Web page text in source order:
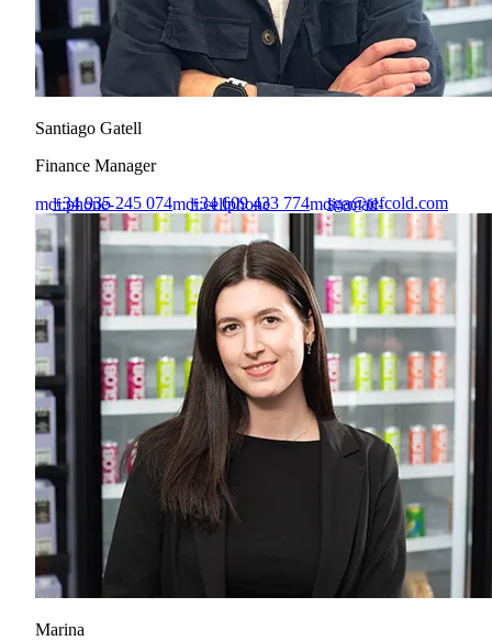
Santiago Gatell
Finance Manager
mdi:phone-
outline
+34 935 245 074mdi:cellphone
+34 609 433 774mdi:email-
outline
sga@tefcold.com
Marina